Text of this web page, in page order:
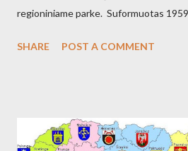
regioniniame parke. Suformuotas 1959
(galia 2460 kW) reikmėms.
SHARE POST A COMMENT